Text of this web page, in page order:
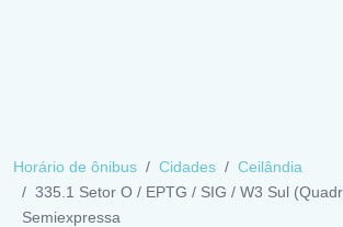
Horário de ônibus Cidades
Ceilândia
335.1 Setor O / EPTG / SIG / W3 Sul
Semiexpressa